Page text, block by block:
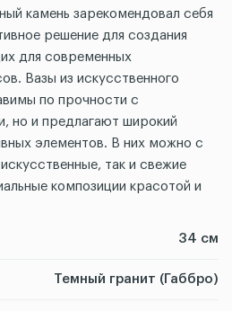
камень зарекомендовал себя
решение для создания
для современных
Вазы из искусственного
по прочности с
но и предлагают широкий
элементов. В них можно с
так и свежие
композиции красотой и
34 см
Темный гранит (Габбро)